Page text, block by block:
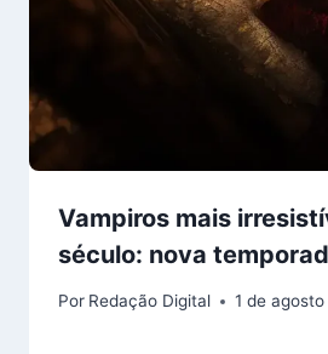
Vampiros mais
século: nova
Por Redação Digital 1 de